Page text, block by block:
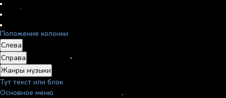
Положение колонки
Слева
Справа
Жанры музыки
Тут текст или блок
Основное меню